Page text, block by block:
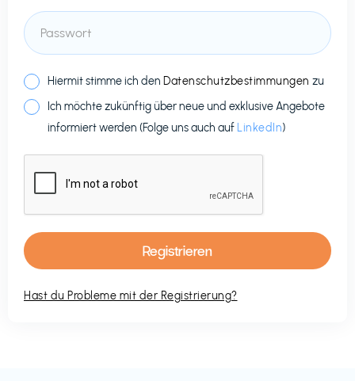
Hiermit stimme ich den Datenschutzbestimmungen zu
Ich möchte zukünftig über neue und exklusive Angebote
informiert werden (Folge uns auch auf LinkedIn)
Hast du Probleme mit der Registrierung?